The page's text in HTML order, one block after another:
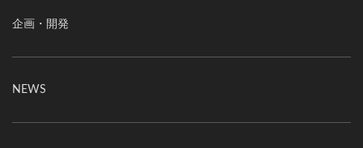
企画・開発
NEWS